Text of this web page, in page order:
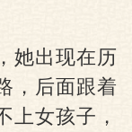
她出现在历
，后面跟着
上女孩子，